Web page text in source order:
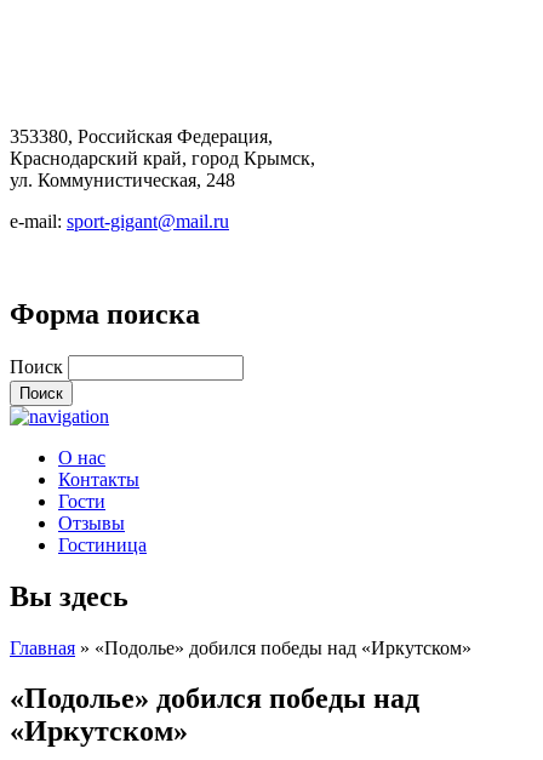
353380, Российская Федерация,
Краснодарский край, город Крымск,
ул. Коммунистическая, 248
e-mail: sport-gigant@mail.ru
Форма поиска
Поиск
О нас
Контакты
Гости
Отзывы
Гостиница
Вы здесь
Главная » «Подолье» добился победы над «Иркутском»
«Подолье» добился победы над
«Иркутском»